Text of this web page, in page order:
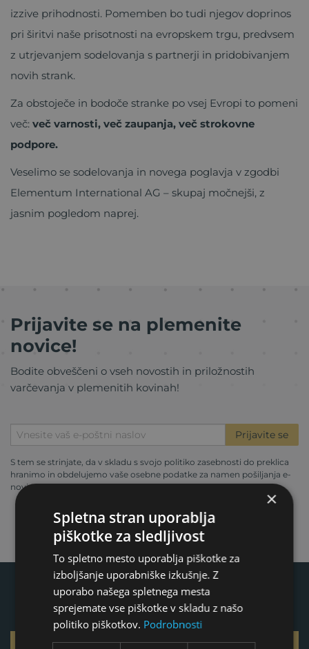
izzive prihodnosti. Pomemben bo tudi njegov doprinos
pri širitvi naše prisotnosti na evropskem trgu, predvsem
z utrjevanjem sodelovanja s partnerji in pridobivanjem
novih strank.
Za obstoječe in bodoče stranke po vsej Evropi to pomeni
več: več varnosti, več zaupanja, več strokovne
podpore.
Veselimo se sodelovanja in novega poglavja v zgodbi
Elementum International AG – skupaj močnejši, z
jasnim pogledom naprej.
Prijavite se na plemenite
novice!
Bodite obveščeni o vseh novostih in priložnostih
varčevanja v plemenitih kovinah!
Prijavite se
S tem se strinjate, da v skladu s svojo politiko zasebnosti do preklica
hranimo in obdelujemo vaše osebne podatke za namen pošiljanja e-
novic.
×
Spletna stran uporablja
piškotke za sledljivost
To spletno mesto uporablja piškotke za
izboljšanje uporabniške izkušnje. Z
uporabo našega spletnega mesta
sprejemate vse piškotke v skladu z našo
politiko piškotkov. Podrobnosti